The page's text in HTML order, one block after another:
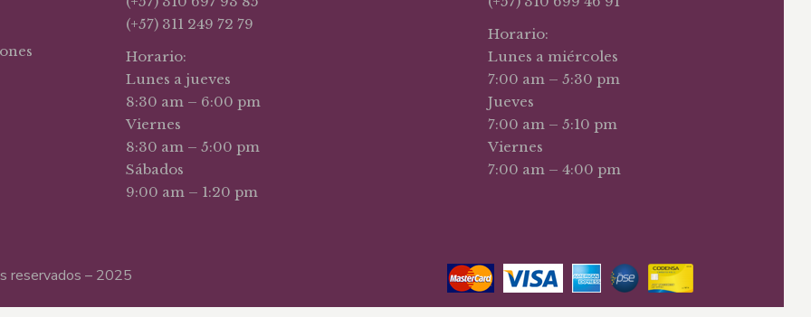
(+57) 311 249 72 79
Horario:
Lunes a jueves
8:30 am – 6:00 pm
Viernes
8:30 am – 5:00 pm
Sábados
9:00 am – 1:20 pm
Horario:
Lunes a miércoles
7:00 am – 5:30 pm
Jueves
7:00 am – 5:10 pm
Viernes
7:00 am – 4:00 pm
reservados – 2025